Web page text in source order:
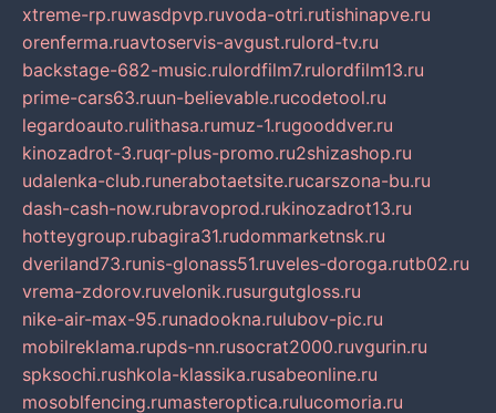
xtreme-rp.ruwasdpvp.ruvoda-otri.rutishinapve.ru
orenferma.ruavtoservis-avgust.rulord-tv.ru
backstage-682-music.rulordfilm7.rulordfilm13.ru
prime-cars63.ruun-believable.rucodetool.ru
legardoauto.rulithasa.rumuz-1.rugooddver.ru
kinozadrot-3.ruqr-plus-promo.ru2shizashop.ru
udalenka-club.runerabotaetsite.rucarszona-bu.ru
dash-cash-now.rubravoprod.rukinozadrot13.ru
hotteygroup.rubagira31.rudommarketnsk.ru
dveriland73.runis-glonass51.ruveles-doroga.rutb02.ru
vrema-zdorov.ruvelonik.rusurgutgloss.ru
nike-air-max-95.runadookna.rulubov-pic.ru
mobilreklama.rupds-nn.rusocrat2000.ruvgurin.ru
spksochi.rushkola-klassika.rusabeonline.ru
mosoblfencing.rumasteroptica.rulucomoria.ru